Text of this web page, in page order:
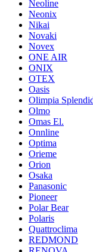
Neoline
Neonix
Nikai
Novaki
Novex
ONE AIR
ONIX
OTEX
Oasis
Olimpia
Olmo
Omas El.
Onnline
Optima
Orieme
Orion
Osaka
Panasonic
Pioneer
Polar Bear
Polaris
Quattroclima
REDMOND